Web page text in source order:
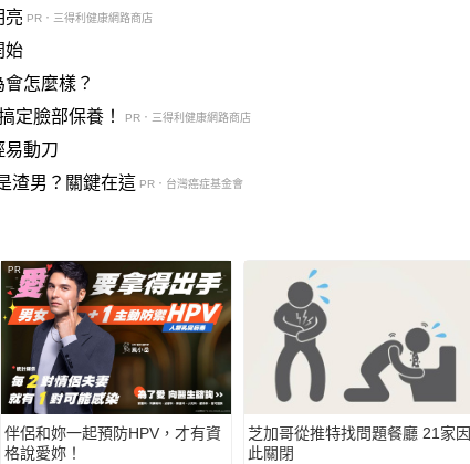
亮 PR．三得利健康網路商店
始
怎麼樣？
定臉部保養！
PR．三得利健康網路商店
動刀
渣男？關鍵在這 PR．台灣癌症基金會
PR
伴侶和妳一起預防HPV，才有資
格說愛妳！
芝加哥從推特找問題餐廳 21家因
此關閉